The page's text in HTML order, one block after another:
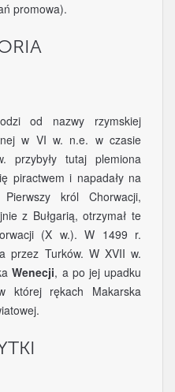
promowa).
od nazwy rzymskiej
w VI w. n.e. w czasie
przybyły tutaj plemiona
piractwem i napadały na
król Chorwacji,
z Bułgarią, otrzymał te
(X w.). W 1499 r.
przez Turków. W XVII w.
Wenecji, a po jej upadku
której rękach Makarska